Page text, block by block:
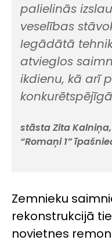
palielinās
veselības
Iegādātā
atvieglos
ikdienu, kā arī
stāsta Zita
“Romaņi 1”
Zemnieku
rekonstrukcijā
novietnes